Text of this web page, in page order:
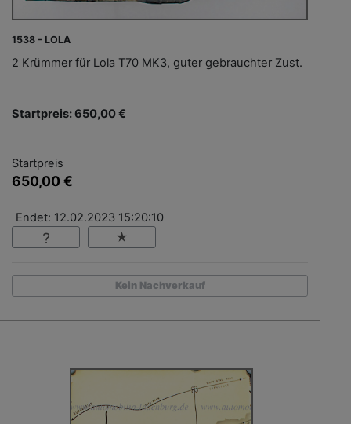
1538 - LOLA
2 Krümmer für Lola T70 MK3, guter gebrauchter Zust.
Startpreis: 650,00 €
Startpreis
650,00 €
Endet: 12.02.2023 15:20:10
Kein Nachverkauf